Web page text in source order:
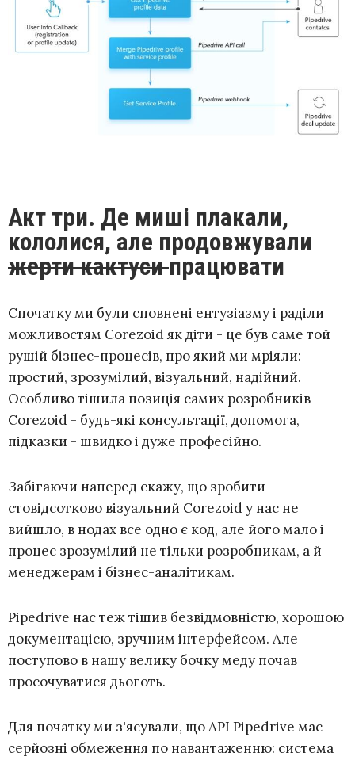
Акт три. Де миші плакали,
кололися, але продовжували
жерти кактусипрацювати
Спочатку ми були сповнені ентузіазму і раділи
можливостям Corezoid як діти - це був саме той
рушій бізнес-процесів, про який ми мріяли:
простий, зрозумілий, візуальний, надійний.
Особливо тішила позиція самих розробників
Corezoid - будь-які консультації, допомога,
підказки - швидко і дуже професійно.
Забігаючи наперед скажу, що зробити
стовідсотково візуальний Corezoid у нас не
вийшло, в нодах все одно є код, але його мало і
процес зрозумілий не тільки розробникам, а й
менеджерам і бізнес-аналітикам.
Pipedrive нас теж тішив безвідмовністю, хорошою
документацією, зручним інтерфейсом. Але
поступово в нашу велику бочку меду почав
просочуватися дьоготь.
Для початку ми з'ясували, що API Pipedrive має
серйозні обмеження по навантаженню: система